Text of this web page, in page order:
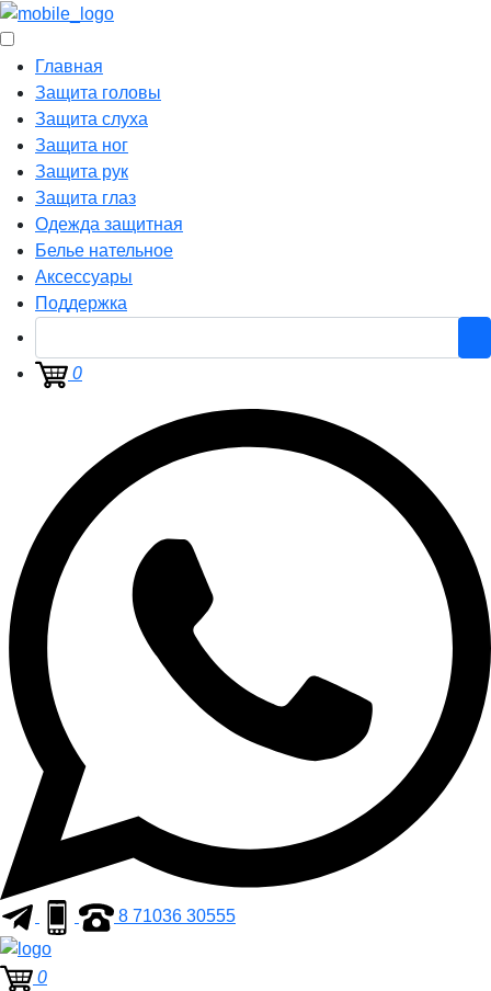
Главная
Защита головы
Защита слуха
Защита ног
Защита рук
Защита глаз
Одежда защитная
Белье нательное
Аксессуары
Поддержка
0
8 71036 30555
0